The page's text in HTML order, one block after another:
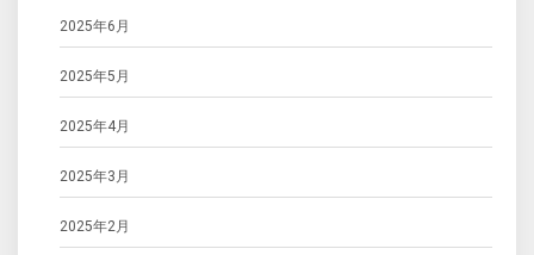
2025年6月
2025年5月
2025年4月
2025年3月
2025年2月